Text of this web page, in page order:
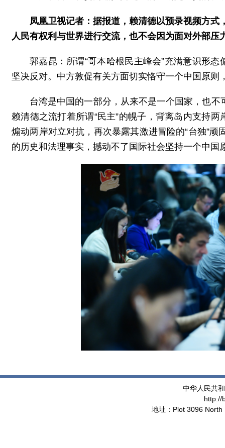
凤凰卫视记者：据报道，赖清德以预录视频方
人民有权利与世界进行交流，也不会因为面对外部
郭嘉昆：所谓“哥本哈根民主峰会”充满意识形
坚决反对。中方敦促有关方面切实恪守一个中国原则
台湾是中国的一部分，从来不是一个国家，也
赖清德之流打着所谓“民主”的幌子，背离岛内支持
煽动两岸对立对抗，再次暴露其激进冒险的“台独”
的历史和法理事实，撼动不了国际社会坚持一个中国
中华人民共
http://
地址：Plot 3096